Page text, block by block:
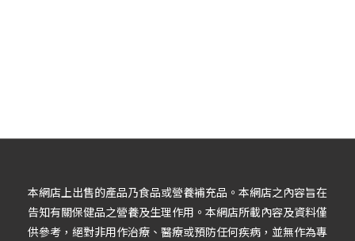
本網店上出售的產品乃食品或營養補充品。本網店之內容旨在
告知有關保健品之營養及生理作用。本網店所載內容及資料僅
供參考，絕對非用作治療、醫療或預防任何疾病，並無作為專